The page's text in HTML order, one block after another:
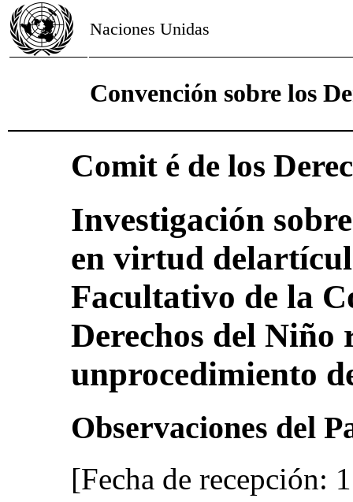
Naciones Unidas
Convención sobre los
Comit é de los
Investigación
en virtud
Facultativo de la
Derechos del Niño
unprocedimiento
Observaciones del
[Fecha de recepción: